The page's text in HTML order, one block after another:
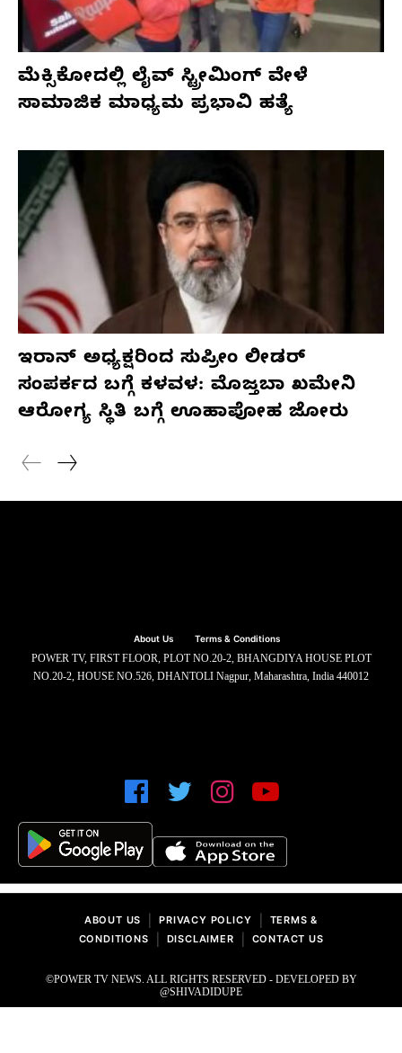
ಮೆಕ್ಸಿಕೋದಲ್ಲಿ ಲೈವ್ ಸ್ಟ್ರೀಮಿಂಗ್ ವೇಳೆ
ಸಾಮಾಜಿಕ ಮಾಧ್ಯಮ ಪ್ರಭಾವಿ ಹತ್ಯೆ
ಇರಾನ್ ಅಧ್ಯಕ್ಷರಿಂದ ಸುಪ್ರೀಂ ಲೀಡರ್
ಸಂಪರ್ಕದ ಬಗ್ಗೆ ಕಳವಳ: ಮೊಜ್ತಬಾ ಖಮೇನಿ
ಆರೋಗ್ಯ ಸ್ಥಿತಿ ಬಗ್ಗೆ ಊಹಾಪೋಹ ಜೋರು
About Us Terms & Conditions
POWER TV, FIRST FLOOR, PLOT NO.20-2, BHANGDIYA HOUSE PLOT
NO.20-2, HOUSE NO.526, DHANTOLI Nagpur, Maharashtra, India 440012
ABOUT US PRIVACY POLICY
TERMS &
CONDITIONS
DISCLAIMER CONTACT US
©POWER TV NEWS. ALL RIGHTS RESERVED - DEVELOPED BY
@SHIVADIDUPE